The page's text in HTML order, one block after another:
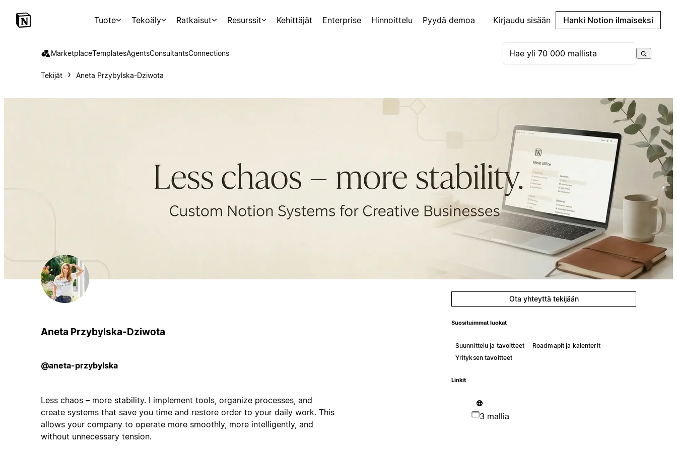
Tuote Tekoäly Ratkaisut Resurssit Kehittäjät Enterprise Hinnoittelu Pyydä demoa Kirjaudu sisään Hanki Notion ilmaiseksi
MarketplaceTemplatesAgentsConsultantsConnections
Tekijät Aneta Przybylska-Dziwota
Aneta Przybylska-Dziwota
@aneta-przybylska
Less chaos – more stability. I implement tools, organize processes, and
create systems that save you time and restore order to your daily work. This
allows your company to operate more smoothly, more intelligently, and
without unnecessary tension.
Ota yhteyttä tekijään
Suosituimmat luokat
Suunnittelu ja tavoitteet
Roadmapit ja kalenterit
Yrityksen tavoitteet
Linkit
3 mallia